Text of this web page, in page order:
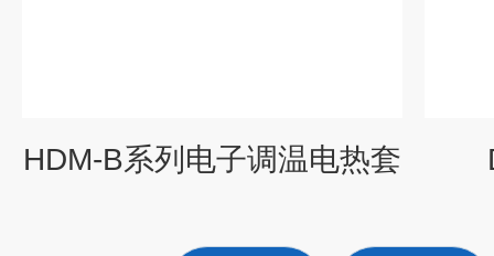
HDM-B系列电子调温电热套